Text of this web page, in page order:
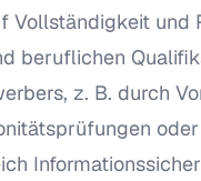
Vollständigkeit und
beruflichen
z. B. durch